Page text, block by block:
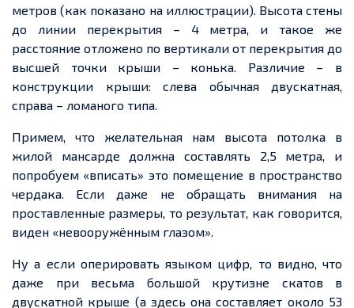
метров (как показано на иллюстрации). Высота стены
до линии перекрытия – 4 метра, и такое же
расстояние отложено по вертикали от перекрытия до
высшей точки крыши – конька. Различие – в
конструкции крыши: слева обычная двускатная,
справа – ломаного типа.
Примем, что желательная нам высота потолка в
жилой мансарде должна составлять 2,5 метра, и
попробуем «вписать» это помещение в пространство
чердака. Если даже не обращать внимания на
проставленные размеры, то результат, как говорится,
виден «невооружённым глазом».
Ну а если оперировать языком цифр, то видно, что
даже при весьма большой крутизне скатов в
двускатной крыше (а здесь она составляет около 53